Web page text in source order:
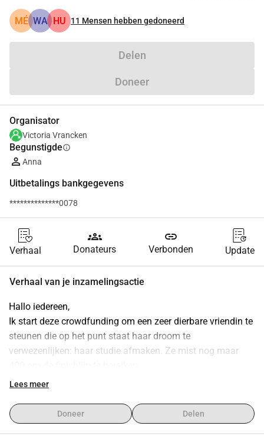
MÉ WA HU 11 Mensen hebben gedoneerd
Delen
Doneer
Organisator
Victoria Vrancken
Begunstigdeinfo
Anna
Uitbetalings bankgegevens
**************0078
Verhaal
groups
Donateurs
link
Verbonden Update
Verhaal van je inzamelingsactie
Hallo iedereen,
Ik start deze crowdfunding om een zeer dierbare vriendin te
steunen die op het punt staat haar droom te
verwezenlijken: haar studie afmaken. Ze mist nog maar
om de benodigde financiering te verkrijgen. En toch... haar
leven is al een ware woelige zee geweest. Ondanks alle
Lees meer
Doneer Delen